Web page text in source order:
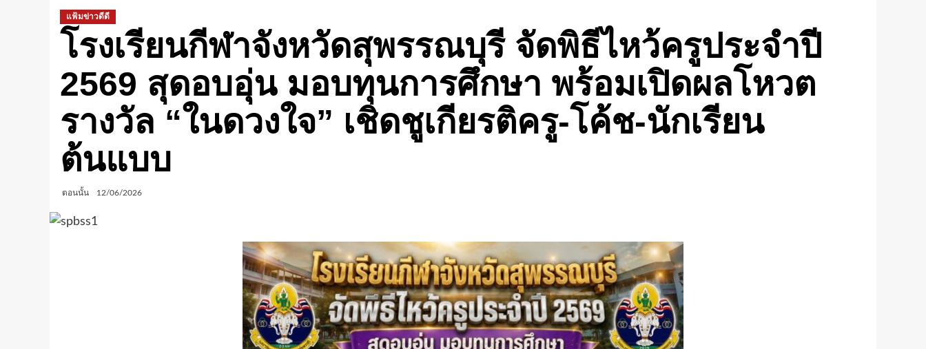
แฟ้มข่าวดีดี
โรงเรียนกีฬาจังหวัดสุพรรณบุรี จัดพิธีไหว้ครูประจำปี
2569 สุดอบอุ่น มอบทุนการศึกษา พร้อมเปิดผลโหวต
รางวัล “ในดวงใจ” เชิดชูเกียรติครู-โค้ช-นักเรียน
ต้นแบบ
ตอนนั้น 12/06/2026